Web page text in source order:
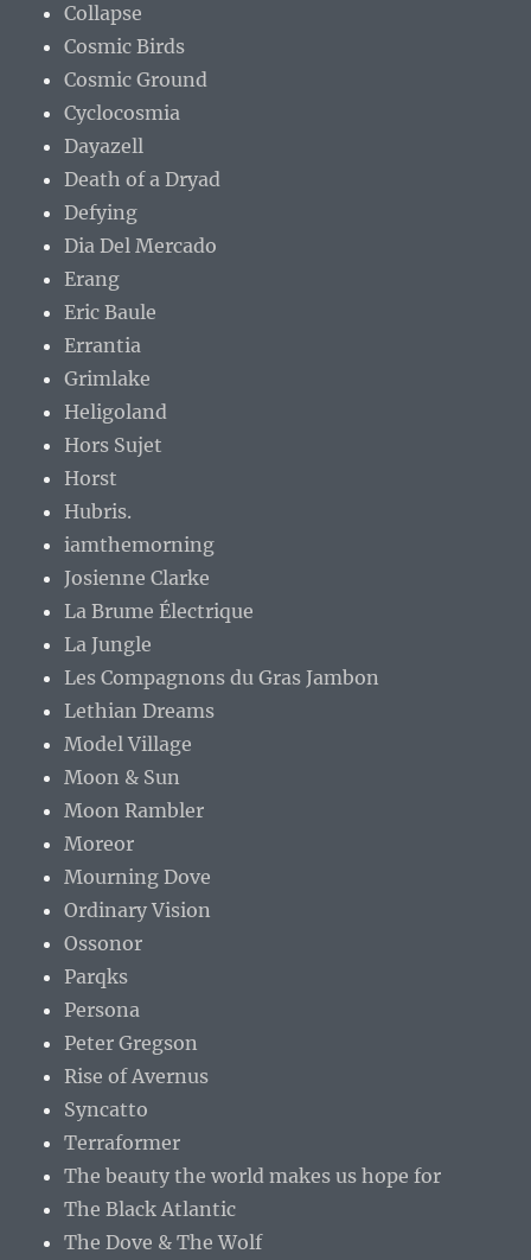
Collapse
Cosmic Birds
Cosmic Ground
Cyclocosmia
Dayazell
Death of a Dryad
Defying
Dia Del Mercado
Erang
Eric Baule
Errantia
Grimlake
Heligoland
Hors Sujet
Horst
Hubris.
iamthemorning
Josienne Clarke
La Brume Électrique
La Jungle
Les Compagnons du Gras Jambon
Lethian Dreams
Model Village
Moon & Sun
Moon Rambler
Moreor
Mourning Dove
Ordinary Vision
Ossonor
Parqks
Persona
Peter Gregson
Rise of Avernus
Syncatto
Terraformer
The beauty the world makes us hope for
The Black Atlantic
The Dove & The Wolf